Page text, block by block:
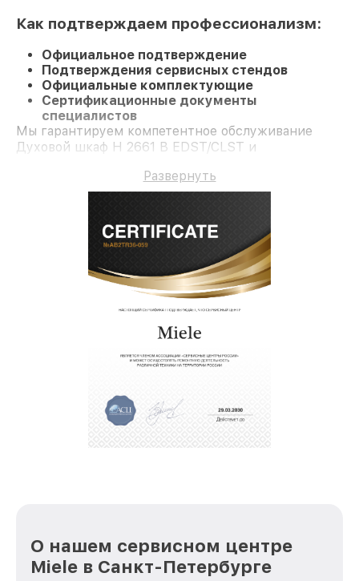
Как подтверждаем профессионализм:
Официальное подтверждение
Подтверждения сервисных стендов
Официальные комплектующие
Сертификационные документы
специалистов
Мы гарантируем компетентное обслуживание
Духовой шкаф H 2661 B EDST/CLST и
Развернуть
О нашем сервисном центре
Miele в Санкт-Петербурге